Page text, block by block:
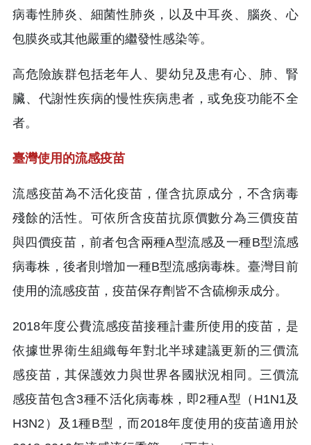
病毒性肺炎、細菌性肺炎，以及中耳炎、腦炎、心
包膜炎或其他嚴重的繼發性感染等。
高危險族群包括老年人、嬰幼兒及患有心、肺、腎
臟、代謝性疾病的慢性疾病患者，或免疫功能不全
者。
臺灣使用的流感疫苗
流感疫苗為不活化疫苗，僅含抗原成分，不含病毒
殘餘的活性。可依所含疫苗抗原價數分為三價疫苗
與四價疫苗，前者包含兩種A型流感及一種B型流感
病毒株，後者則增加一種B型流感病毒株。臺灣目前
使用的流感疫苗，疫苗保存劑皆不含硫柳汞成分。
2018年度公費流感疫苗接種計畫所使用的疫苗，是
依據世界衛生組織每年對北半球建議更新的三價流
感疫苗，其保護效力與世界各國狀況相同。三價流
感疫苗包含3種不活化病毒株，即2種A型（H1N1及
H3N2）及1種B型，而2018年度使用的疫苗適用於